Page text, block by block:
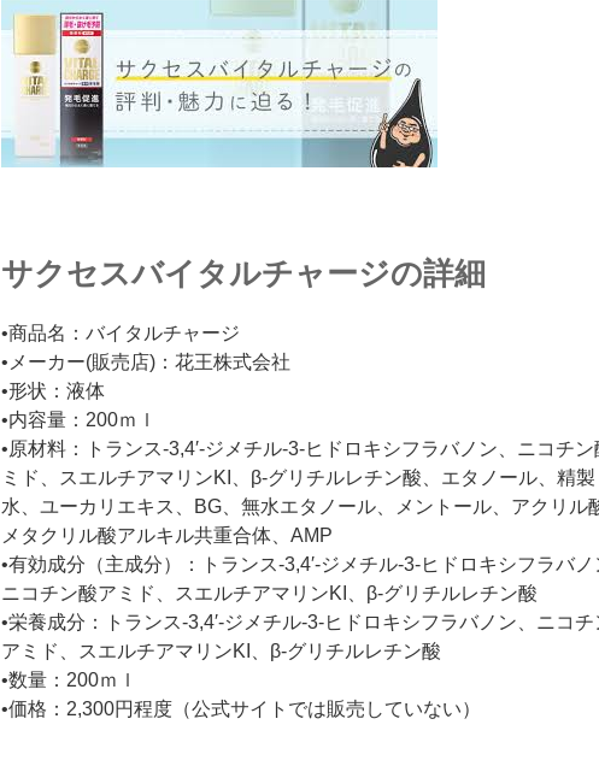
サクセスバイタルチャージの詳細
•商品名：バイタルチャージ
•メーカー(販売店)：花王株式会社
•形状：液体
•内容量：200ｍｌ
•原材料：トランス-3,4′-ジメチル-3-ヒドロキシフラバノン、ニコチン
ミド、スエルチアマリンKI、β-グリチルレチン酸、エタノール、精製
水、ユーカリエキス、BG、無水エタノール、メントール、アクリル
メタクリル酸アルキル共重合体、AMP
•有効成分（主成分）：トランス-3,4′-ジメチル-3-ヒドロキシフラバノ
ニコチン酸アミド、スエルチアマリンKI、β-グリチルレチン酸
•栄養成分：トランス-3,4′-ジメチル-3-ヒドロキシフラバノン、ニコチ
アミド、スエルチアマリンKI、β-グリチルレチン酸
•数量：200ｍｌ
•価格：2,300円程度（公式サイトでは販売していない）